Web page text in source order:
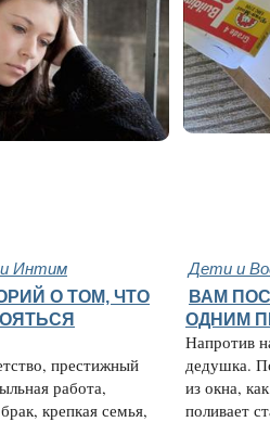
Интим Дети и
О ТОМ, ЧТО
престижный
работа,
крепкая семья,
ВАМ
ОДНИМ
Напротив
дедушка.
из окна,
поливает